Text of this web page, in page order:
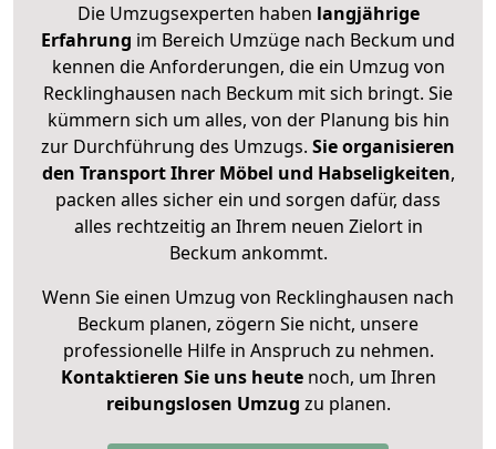
Die Umzugsexperten haben langjährige
Erfahrung im Bereich Umzüge nach Beckum und
kennen die Anforderungen, die ein Umzug von
Recklinghausen nach Beckum mit sich bringt. Sie
kümmern sich um alles, von der Planung bis hin
zur Durchführung des Umzugs. Sie organisieren
den Transport Ihrer Möbel und Habseligkeiten,
packen alles sicher ein und sorgen dafür, dass
alles rechtzeitig an Ihrem neuen Zielort in
Beckum ankommt.
Wenn Sie einen Umzug von Recklinghausen nach
Beckum planen, zögern Sie nicht, unsere
professionelle Hilfe in Anspruch zu nehmen.
Kontaktieren Sie uns heutenoch, um Ihren
reibungslosen Umzug zu planen.